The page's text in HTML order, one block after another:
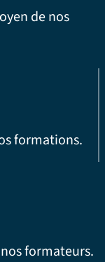
de nos
formations.
formateurs.